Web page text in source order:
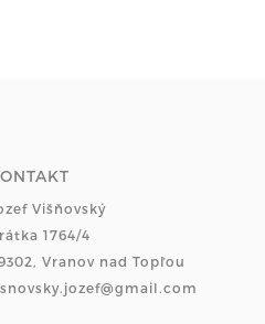
Višňovský
1764/4
Vranov nad Topľou